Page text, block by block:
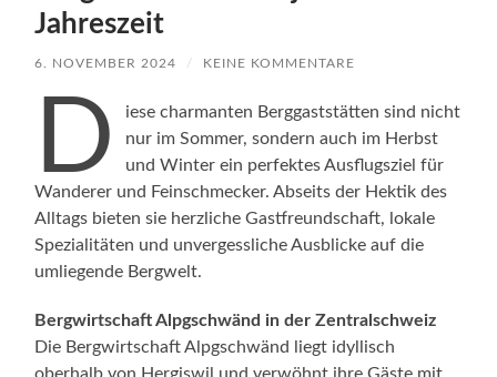
Jahreszeit
6. NOVEMBER 2024 / KEINE KOMMENTARE
D
iese charmanten Berggaststätten sind nicht
nur im Sommer, sondern auch im Herbst
und Winter ein perfektes Ausflugsziel für
Wanderer und Feinschmecker. Abseits der Hektik des
Alltags bieten sie herzliche Gastfreundschaft, lokale
Spezialitäten und unvergessliche Ausblicke auf die
umliegende Bergwelt.
Bergwirtschaft Alpgschwänd in der Zentralschweiz
Die Bergwirtschaft Alpgschwänd liegt idyllisch